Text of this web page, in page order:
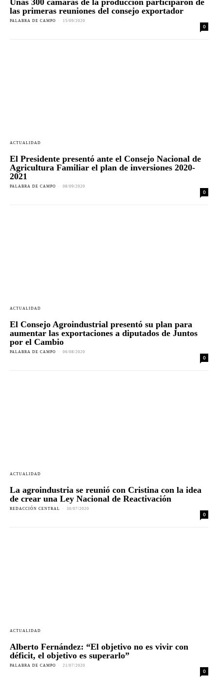
Unas 300 cámaras de la producción participaron de
las primeras reuniones del consejo exportador
PALABRA DE CAMPO - 15/09/2020
0
ACTUALIDAD
El Presidente presentó ante el Consejo Nacional de
Agricultura Familiar el plan de inversiones 2020-
2021
PALABRA DE CAMPO - 08/09/2020
0
ACTUALIDAD
El Consejo Agroindustrial presentó su plan para
aumentar las exportaciones a diputados de Juntos
por el Cambio
PALABRA DE CAMPO - 06/08/2020
0
ACTUALIDAD
La agroindustria se reunió con Cristina con la idea
de crear una Ley Nacional de Reactivación
REDACCIÓN CENTRAL - 30/07/2020
0
ACTUALIDAD
Alberto Fernández: “El objetivo no es vivir con
déficit, el objetivo es superarlo”
PALABRA DE CAMPO - 21/07/2020
0